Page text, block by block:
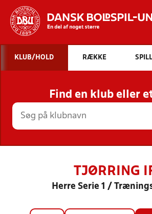
STILLINGER, RESULTATER,
HOLD
KLUB/HOLD RÆKKE
Find en klub eller
TJØRRING
Herre Serie 1 /